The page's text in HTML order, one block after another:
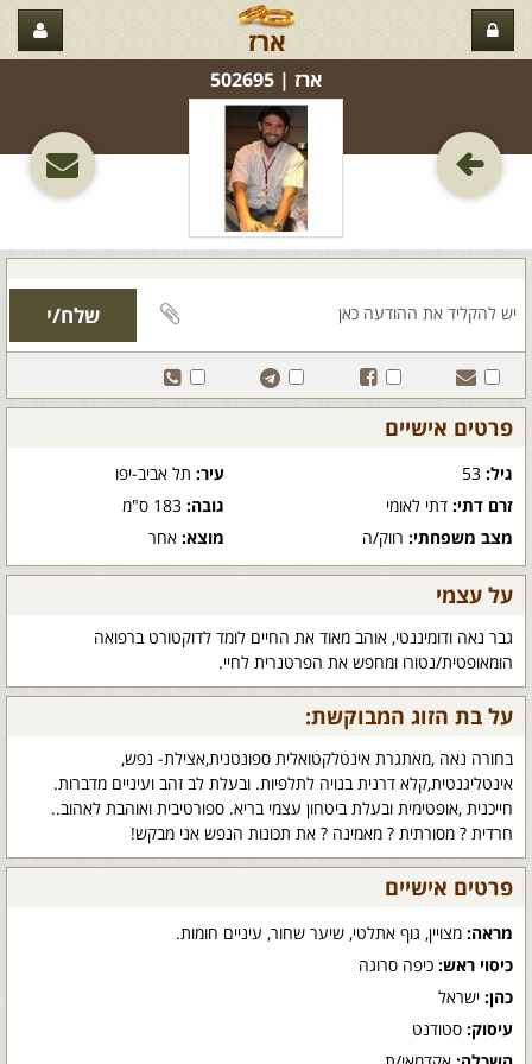
ארז
ארז‏ | 502695
פרטים אישיים
גיל: עיר:תל אביב-יפו
זרם דתי: דתי לאומי גובה:183 ס"מ
מצב משפחתי: רווק/ה מוצא:אחר
על עצמי
גבר נאה ודומיננטי, אוהב מאוד את החיים לומד לדוקטורט ברפואה
הומאופטית/נטורו ומחפש את הפרטנרית לחיי.
על בת הזוג המבוקשת:
בחורה נאה ,מאתגרת אינטלקטואלית ספונטנית,אצילת- נפש,
אינטליגנטית,קלא דרנית בנויה לתלפיות. ובעלת לב זהב ועיניים מדברות.
חייכנית ,אופטימית ובעלת ביטחון עצמי בריא. ספורטיבית ואוהבת לאהוב..
חרדית ? מסורתית ? מאמינה ? את תכונות הנפש אני מבקש!
פרטים אישיים
מראה: מצויין, גוף אתלטי, שיער שחור, עיניים חומות.
כיסוי ראש: כיפה סרוגה
כהן: ישראל
עיסוק: סטודנט